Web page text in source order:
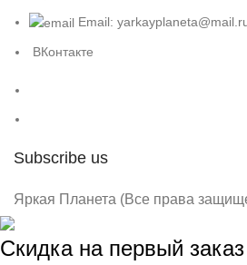
Email:
ВКонтакте
Subscribe us
Яркая Планета (Все права
Скидка на первый